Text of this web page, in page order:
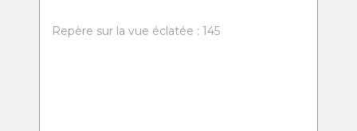
Repère sur la vue éclatée : 145